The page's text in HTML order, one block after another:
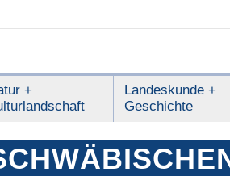
+
Landeskunde +
Geschichte